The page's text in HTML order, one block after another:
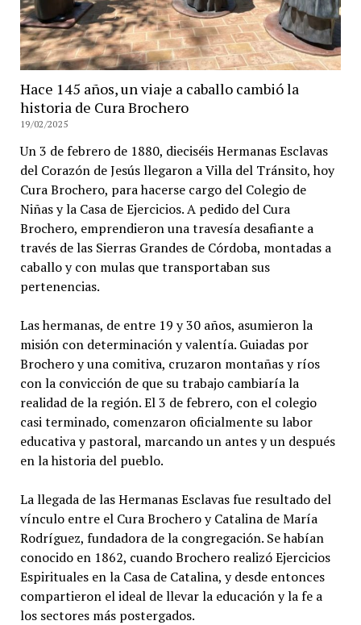
Hace 145 años, un viaje a caballo cambió la
historia de Cura Brochero
19/02/2025
Un 3 de febrero de 1880, dieciséis Hermanas Esclavas
del Corazón de Jesús llegaron a Villa del Tránsito, hoy
Cura Brochero, para hacerse cargo del Colegio de
Niñas y la Casa de Ejercicios. A pedido del Cura
Brochero, emprendieron una travesía desafiante a
través de las Sierras Grandes de Córdoba, montadas a
caballo y con mulas que transportaban sus
pertenencias.
Las hermanas, de entre 19 y 30 años, asumieron la
misión con determinación y valentía. Guiadas por
Brochero y una comitiva, cruzaron montañas y ríos
con la convicción de que su trabajo cambiaría la
realidad de la región. El 3 de febrero, con el colegio
casi terminado, comenzaron oficialmente su labor
educativa y pastoral, marcando un antes y un después
en la historia del pueblo.
La llegada de las Hermanas Esclavas fue resultado del
vínculo entre el Cura Brochero y Catalina de María
Rodríguez, fundadora de la congregación. Se habían
conocido en 1862, cuando Brochero realizó Ejercicios
Espirituales en la Casa de Catalina, y desde entonces
compartieron el ideal de llevar la educación y la fe a
los sectores más postergados.